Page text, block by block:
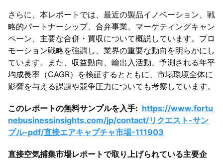
さらに、本レポートでは、最近の製品イノベーション、戦
略的パートナーシップ、合弁事業、マーケティングキャン
ペーン、主要な合併・買収について概説しています。プロ
モーション戦略を強調し、業界の重要な動向を明らかにし
ています。また、収益動向、輸出入活動、予測される年平
均成長率（CAGR）を検証するとともに、市場環境全体に
影響を与える課題や競争圧力についても考察しています。
このレポートの無料サンプルを入手: https://www.fortu
nebusinessinsights.com/jp/contact/リクエスト-サン
プル-pdf/直接エアキャプチャ市場-111903
直接空気捕集市場レポートで取り上げられている主要企